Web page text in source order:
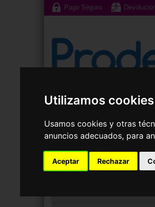
Utilizamos cookies
Usamos cookies y otras
anuncios adecuados, para
Aceptar Rechazar
Pago Seguro